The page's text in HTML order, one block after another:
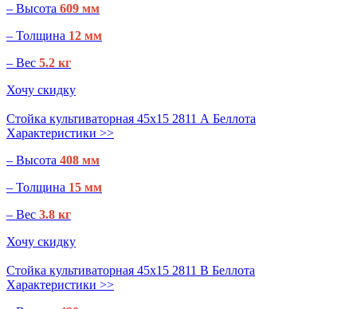
– Высота 609 мм
– Толщина 12 мм
– Вес 5.2 кг
Хочу скидку
Стойка культиваторная 45х15 2811 А Беллота
Характеристики >>
– Высота 408 мм
– Толщина 15 мм
– Вес 3.8 кг
Хочу скидку
Стойка культиваторная 45х15 2811 B Беллота
Характеристики >>